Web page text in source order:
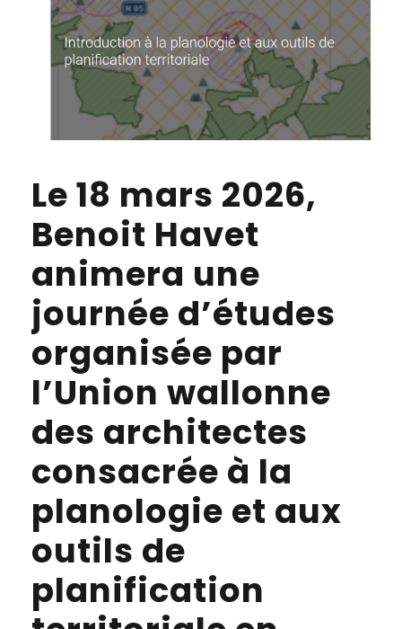
Le 18 mars 2026,
Benoit Havet
animera une
journée d’études
organisée par
l’Union wallonne
des architectes
consacrée à la
planologie et aux
outils de
planification